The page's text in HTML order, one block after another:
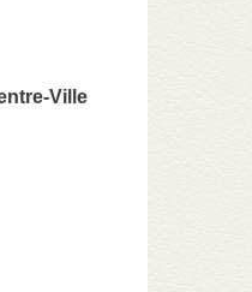
Ville